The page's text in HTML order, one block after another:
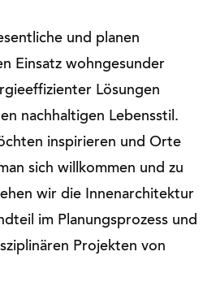
und planen
Einsatz wohngesunder
Lösungen
nachhaltigen Lebensstil.
inspirieren und Orte
sich willkommen und zu
wir die Innenarchitektur
im Planungsprozess und
Projekten von